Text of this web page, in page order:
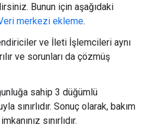
Bunun için aşağıdaki
merkezi ekleme.
ve İleti İşlemcileri aynı
ve sorunları da çözmüş
sahip 3 düğümlü
sınırlıdır. Sonuç olarak, bakım
sınırlıdır.